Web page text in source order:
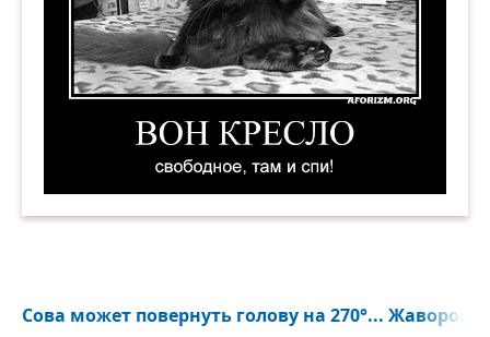
Сова может повернуть голову на 270°...